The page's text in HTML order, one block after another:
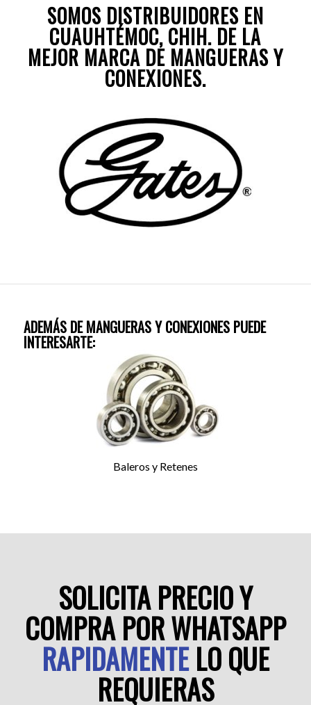
SOMOS DISTRIBUIDORES EN
CUAUHTÉMOC, CHIH. DE LA
MEJOR MARCA DE MANGUERAS Y
CONEXIONES.
ADEMÁS DE MANGUERAS Y CONEXIONES PUEDE
INTERESARTE:
Baleros y Retenes
SOLICITA PRECIO Y
COMPRA POR WHATSAPP
RAPIDAMENTELO QUE
REQUIERAS